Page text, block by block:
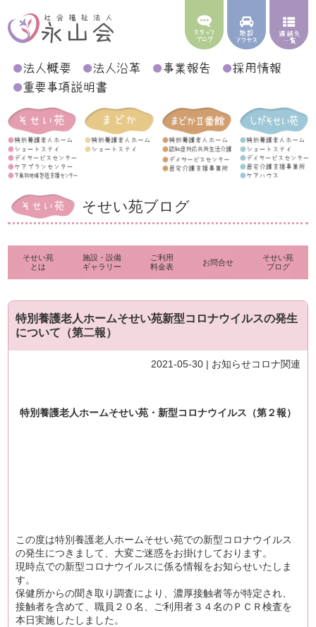
そせい苑ブログ
そせい苑
とは
施設・設備
ギャラリー
ご利用
料金表
お問合せ
そせい苑
ブログ
特別養護老人ホームそせい苑新型コロナウイルスの発生
について（第二報）
2021-05-30 | お知らせコロナ関連
特別養護老人ホームそせい苑・新型コロナウイルス （第２報）
この度は特別養護老人ホームそせい苑での新型コロナウイルス
の発生につきまして、大変ご迷惑をお掛けしております。
現時点での新型コロナウイルスに係る情報をお知らせいたしま
す。
保健所からの聞き取り調査により、濃厚接触者等が特定され、
接触者を含めて、職員２０名、ご利用者３４名のＰＣＲ検査を
本日実施したしました。